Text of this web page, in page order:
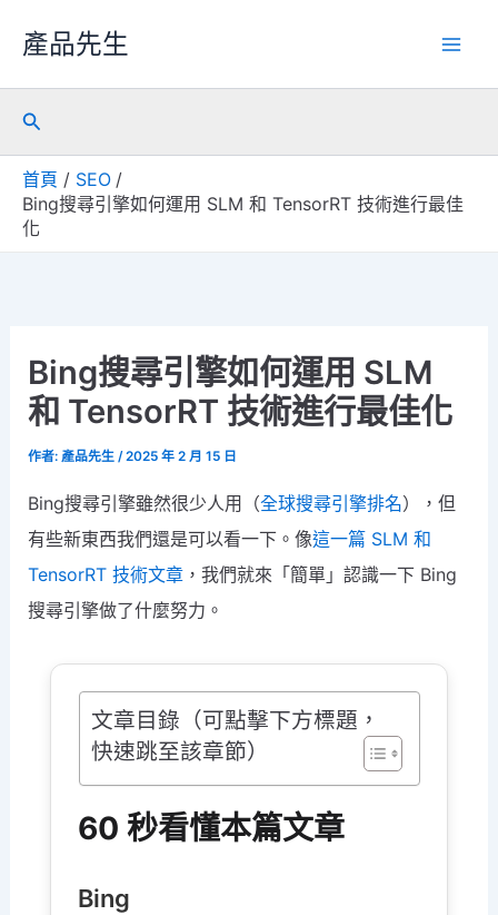
產品先生
搜
尋
首頁
SEO
Bing搜尋引擎如何運用 SLM 和 TensorRT 技術進行最佳
化
Bing搜尋引擎如何運用 SLM
和 TensorRT 技術進行最佳化
作者:產品先生/2025 年 2 月 15 日
Bing搜尋引擎雖然很少人用（全球搜尋引擎排名），但
有些新東西我們還是可以看一下。像這一篇 SLM 和
TensorRT 技術文章 ，我們就來「簡單」認識一下 Bing
搜尋引擎做了什麼努力。
文章目錄（可點擊下方標題，
快速跳至該章節）
60 秒看懂本篇文章
Bing